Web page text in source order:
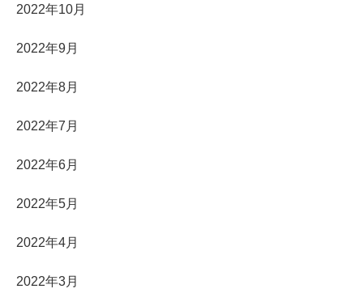
2022年10月
2022年9月
2022年8月
2022年7月
2022年6月
2022年5月
2022年4月
2022年3月